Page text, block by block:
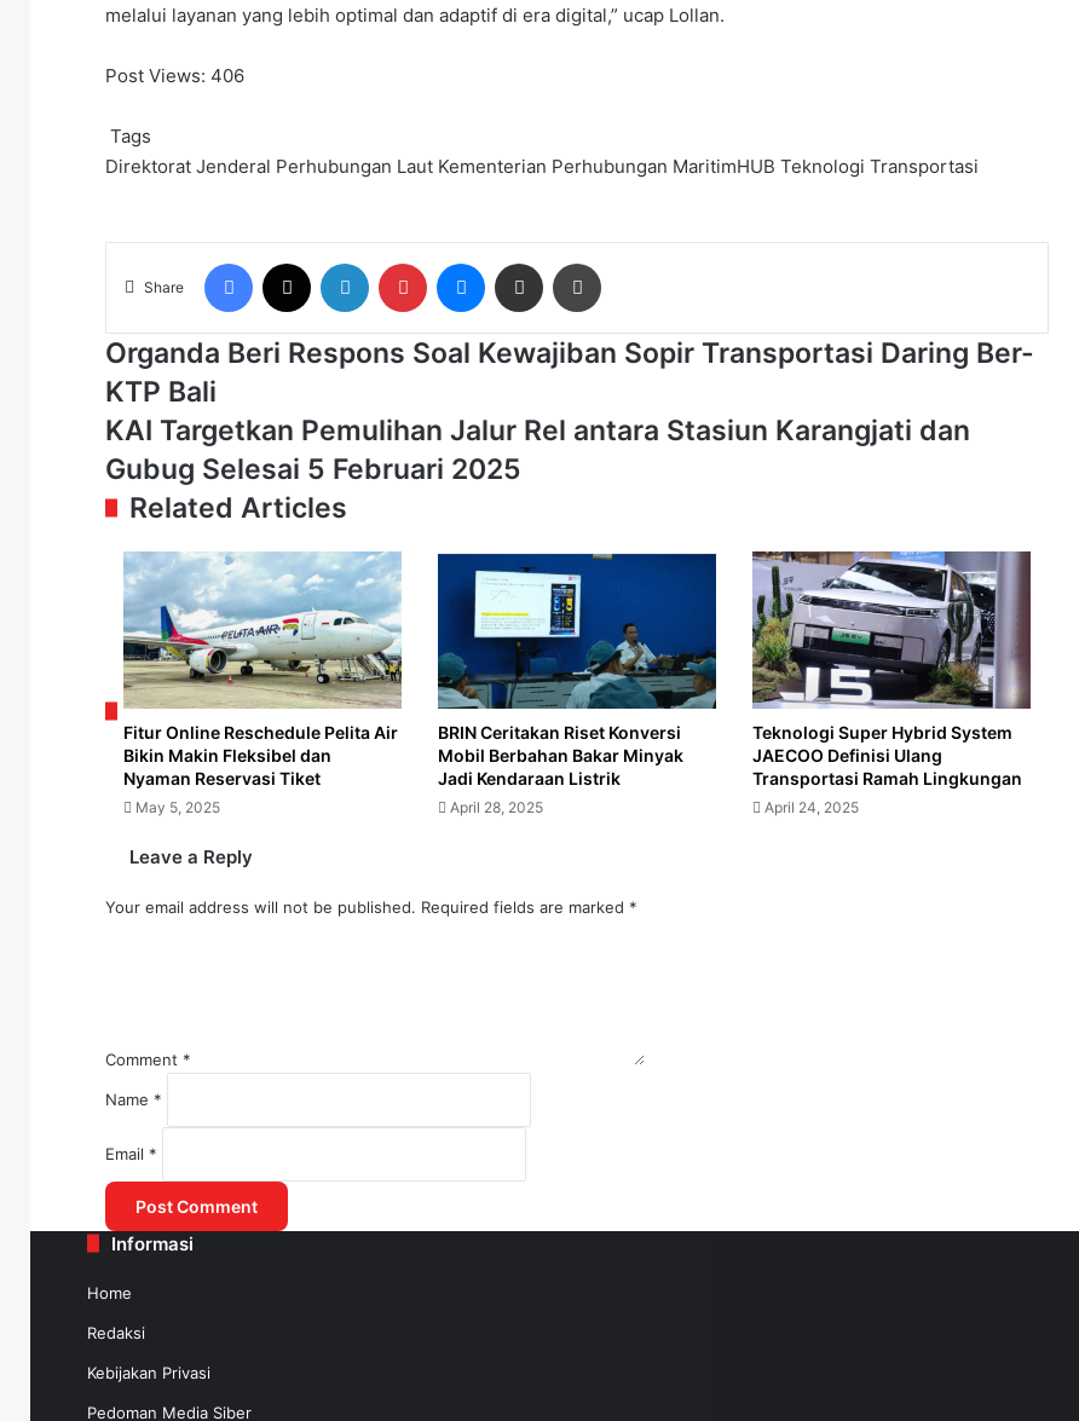
melalui layanan yang lebih optimal dan adaptif di era digital,” ucap Lollan.
Post Views: 406
Tags
Direktorat Jenderal Perhubungan Laut Kementerian Perhubungan MaritimHUB Teknologi Transportasi
Share
Facebook LinkedIn Pinterest Messenger
Share via Email
Organda
Beri
Respons
Soal
Kewajiban
Sopir
Transportasi
Daring
Ber-
KTP
Bali
Organda Beri Respons Soal Kewajiban Sopir Transportasi Daring Ber-
KTP Bali
KAI
Pemulihan
Jalur
Rel
antara
Stasiun
Karangjati
dan
Gubug
Selesai
5
Februari
2025
KAI Targetkan Pemulihan Jalur Rel antara Stasiun Karangjati dan
Gubug Selesai 5 Februari 2025
Related Articles
Fitur Online Reschedule Pelita Air
Bikin Makin Fleksibel dan
Nyaman Reservasi Tiket
May 5, 2025
BRIN Ceritakan Riset Konversi
Mobil Berbahan Bakar Minyak
Jadi Kendaraan Listrik
April 28, 2025
Teknologi Super Hybrid System
JAECOO Definisi Ulang
Transportasi Ramah Lingkungan
April 24, 2025
Leave a Reply
Your email address will not be published. Required fields are marked *
Comment *
Name *
Email *
Informasi
Home
Redaksi
Kebijakan Privasi
Pedoman Media Siber